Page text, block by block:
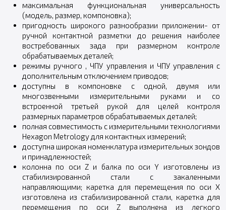
максимальная функциональная универсальность
(модель, размер, компоновка);
пригодность широкого разнообразии приложении- от
ручной контактной разметки до решения наиболее
востребованных зада при размерном контроле
обрабатываемых деталей;
режимы ручного , ЧПУ управления и ЧПУ управления с
дополнительным отключением приводов;
доступны в компоновке с одной, двумя или
многозвенными измерительными руками и со
встроенной третьей рукой для целей контроля
размерных параметров обрабатываемых деталей;
полная совместимость с измерительными технологиями
Hexagon Metrology для контактных измерений;
доступна широкая номенклатура измерительных зондов
и принадлежностей;
колонна по оси Z и балка по оси Y изготовлены из
стабилизированной стали с закаленными
направляющими; каретка для перемещения по оси X
изготовлена из стабилизированной стали, каретка для
перемещения по оси Z выполнена из легкого